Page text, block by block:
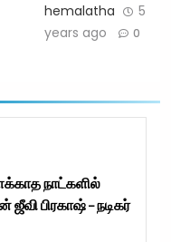
hemalatha
5
years ago
0
நாட்களில்
ஜீவி பிரகாஷ் – நடிகர்